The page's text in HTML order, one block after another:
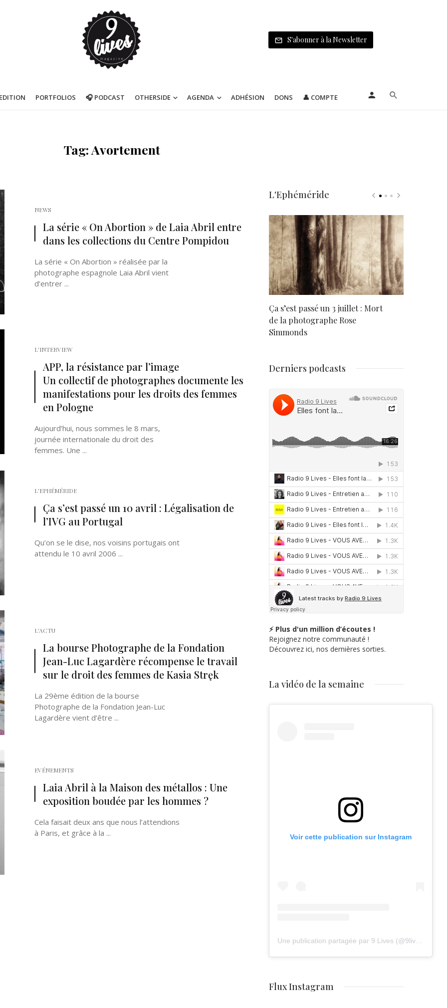
S'abonner à la Newsletter
PORTFOLIOS 🎧 PODCAST OTHERSIDE AGENDA ADHÉSION DONS 👤 COMPTE
Tag: Avortement
NEWS
La série « On Abortion » de Laia Abril entre
dans les collections du Centre Pompidou
La série « On Abortion » réalisée par la
photographe espagnole Laia Abril vient
d’entrer ...
L'INTERVIEW
APP, la résistance par l’image
Un collectif de photographes documente les
manifestations pour les droits des femmes
en Pologne
Aujourd’hui, nous sommes le 8 mars,
journée internationale du droit des
femmes. Une ...
L'EPHÉMÉRIDE
Ça s’est passé un 10 avril : Légalisation de
l’IVG au Portugal
Qu’on se le dise, nos voisins portugais ont
attendu le 10 avril 2006 ...
L'ACTU
La bourse Photographe de la Fondation
Jean-Luc Lagardère récompense le travail
sur le droit des femmes de Kasia Stręk
La 29ème édition de la bourse
Photographe de la Fondation Jean-Luc
Lagardère vient d’être ...
EVÉNEMENTS
Laia Abril à la Maison des métallos : Une
exposition boudée par les hommes ?
Cela faisait deux ans que nous l’attendions
à Paris, et grâce à la ...
L'Ephéméride
Ça s’est passé un 3 juillet : Mort
de la photographe Rose
Simmonds
Derniers podcasts
⚡ Plus d'un million d’écoutes !
Rejoignez notre communauté !
Découvrez ici, nos dernières sorties.
La vidéo de la semaine
Voir cette publication sur Instagram
Flux Instagram